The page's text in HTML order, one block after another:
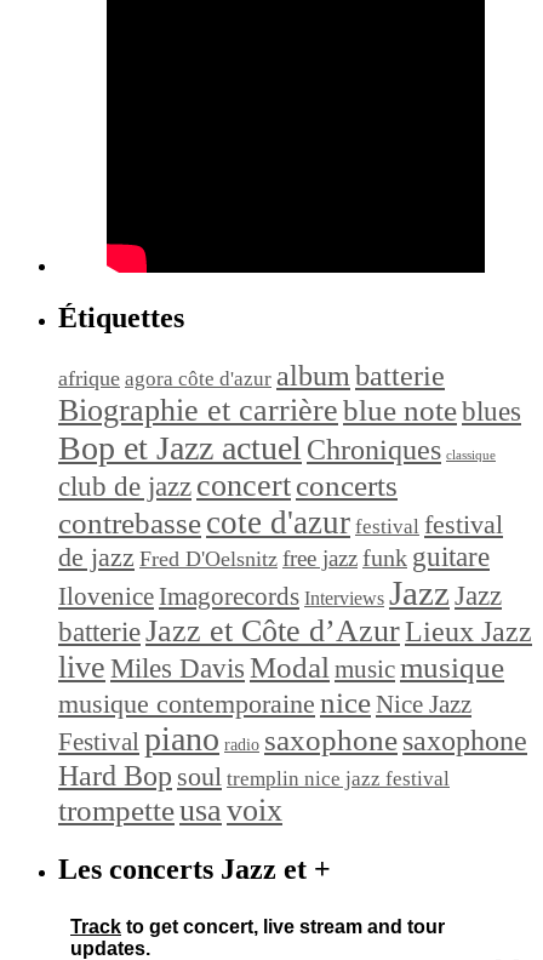
Étiquettes
afrique agora côte d'azur album batterie
Biographie et carrièreblue noteblues
Bop et Jazz actuel Chroniques classique
club de jazz concertconcerts
contrebassecote d'azur festival festival
de jazz Fred D'Oelsnitz free jazzfunk guitare
Ilovenice Imagorecords Interviews Jazz Jazz
batterieJazz et Côte d’AzurLieux Jazz
live Miles Davis Modal musicmusique
musique contemporaine niceNice Jazz
Festival piano radio saxophonesaxophone
Hard Bop soul tremplin nice jazz festival
trompetteusa voix
Les concerts Jazz et +
Track to get concert, live stream and tour
updates.